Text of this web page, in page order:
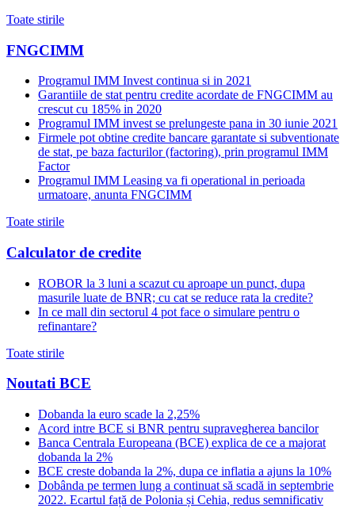
Toate stirile
FNGCIMM
Programul IMM Invest continua si in 2021
Garantiile de stat pentru credite acordate de FNGCIMM au
crescut cu 185% in 2020
Programul IMM invest se prelungeste pana in 30 iunie 2021
Firmele pot obtine credite bancare garantate si subventionate
de stat, pe baza facturilor (factoring), prin programul IMM
Factor
Programul IMM Leasing va fi operational in perioada
urmatoare, anunta FNGCIMM
Toate stirile
Calculator de credite
ROBOR la 3 luni a scazut cu aproape un punct, dupa
masurile luate de BNR; cu cat se reduce rata la credite?
In ce mall din sectorul 4 pot face o simulare pentru o
refinantare?
Toate stirile
Noutati BCE
Dobanda la euro scade la 2,25%
Acord intre BCE si BNR pentru supravegherea bancilor
Banca Centrala Europeana (BCE) explica de ce a majorat
dobanda la 2%
BCE creste dobanda la 2%, dupa ce inflatia a ajuns la 10%
Dobânda pe termen lung a continuat să scadă in septembrie
2022. Ecartul față de Polonia și Cehia, redus semnificativ